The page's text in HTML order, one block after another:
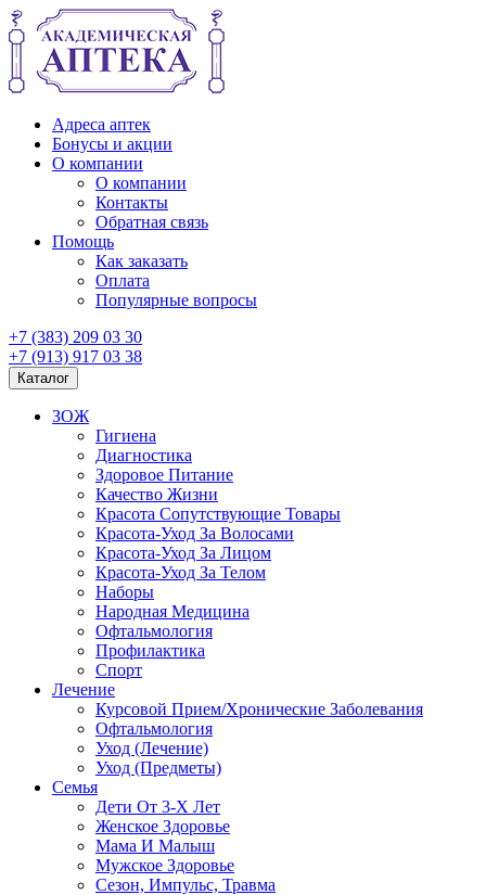
Адреса аптек
Бонусы и акции
О компании
О компании
Контакты
Обратная связь
Помощь
Как заказать
Оплата
Популярные вопросы
+7 (383) 209 03 30
+7 (913) 917 03 38
Каталог
ЗОЖ
Гигиена
Диагностика
Здоровое Питание
Качество Жизни
Красота Сопутствующие Товары
Красота-Уход За Волосами
Красота-Уход За Лицом
Красота-Уход За Телом
Наборы
Народная Медицина
Офтальмология
Профилактика
Спорт
Лечение
Курсовой Прием/Хронические Заболевания
Офтальмология
Уход (Лечение)
Уход (Предметы)
Семья
Дети От 3-Х Лет
Женское Здоровье
Мама И Малыш
Мужское Здоровье
Сезон, Импульс, Травма